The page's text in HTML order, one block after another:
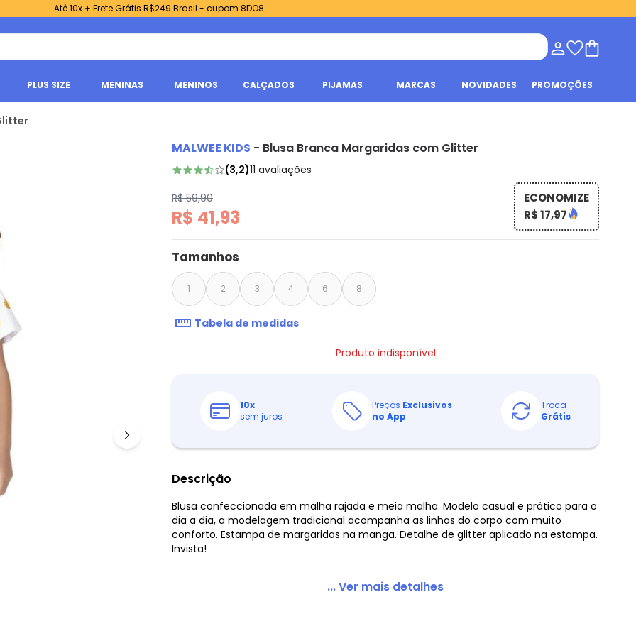
Até 10x + Frete Grátis R$249 Brasil - cupom 8DO8
PLUS SIZE MENINAS MENINOS CALÇADOS PIJAMAS MARCAS NOVIDADES PROMOÇÕES
MALWEE KIDS - Blusa Branca Margaridas com Glitter
(3,2)11 avaliações
R$ 59,90
R$ 41,93
ECONOMIZE
R$ 17,97
Tamanhos
1 2 3 4 6 8
Tabela de medidas
Produto indisponível
10x
sem juros
Preços Exclusivos
no App
Troca
Grátis
Descrição
Blusa confeccionada em malha rajada e meia malha. Modelo casual e prático para o
dia a dia, a modelagem tradicional acompanha as linhas do corpo com muito
conforto. Estampa de margaridas na manga. Detalhe de glitter aplicado na estampa.
Invista!
... Ver mais detalhes